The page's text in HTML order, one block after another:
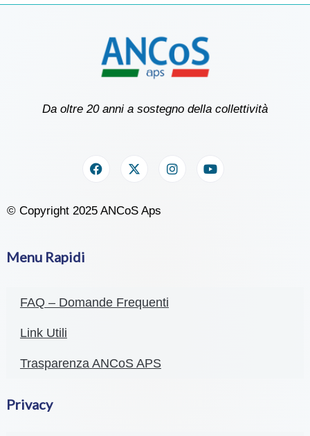
Da oltre 20 anni a sostegno della collettività
© Copyright 2025 ANCoS Aps
Menu Rapidi
FAQ – Domande Frequenti
Link Utili
Trasparenza ANCoS APS
Privacy